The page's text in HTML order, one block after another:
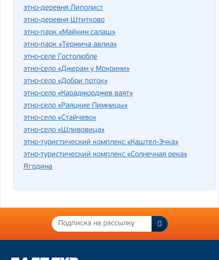
этно-деревня Липолист
этно-деревня Штитково
этно-парк «Майкин салаш»
этно-парк «Тержича авлиа»
этно-селе Гостолюбле
этно-село «Джерам у Мокрини»
этно-село «Добри поток»
этно-село «Караджорджев ваят»
этно-село «Раяцкие Пимницы»
этно-село «Стайчево»
этно-село «Шливовица»
этно-туристический комплекс «Каштел-Эчка»
этно-туристический комплекс «Солнечная река»
Ягодина